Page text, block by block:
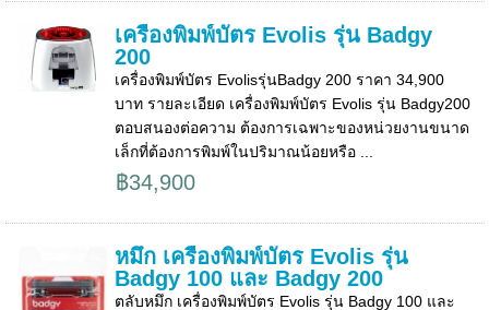
เครื่องพิมพ์บัตร Evolis รุ่น Badgy
200
เครื่องพิมพ์บัตร Evolisรุ่นBadgy 200 ราคา 34,900
บาท รายละเอียด เครื่องพิมพ์บัตร Evolis รุ่น Badgy200
ตอบสนองต่อความ ต้องการเฉพาะของหน่วยงานขนาด
เล็กที่ต้องการพิมพ์ในปริมาณน้อยหรือ ...
฿34,900
หมึก เครื่องพิมพ์บัตร Evolis รุ่น
Badgy 100 และ Badgy 200
ตลับหมึก เครื่องพิมพ์บัตร Evolis รุ่น Badgy 100 และ